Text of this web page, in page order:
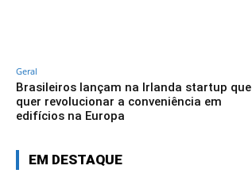
Geral
Brasileiros lançam na Irlanda startup que
quer revolucionar a conveniência em
edifícios na Europa
EM DESTAQUE